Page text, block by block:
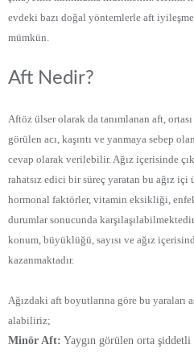
evdeki bazı doğal yöntemlerle aft
mümkün.
Aft Nedir?
Aftöz ülser olarak da tanımlanan aft,
görülen acı, kaşıntı ve yanmaya sebep
cevap olarak verilebilir. Ağız içerisinde
rahatsız edici bir süreç yaratan bu ağız içi
hormonal faktörler, vitamin eksikliği,
durumlar sonucunda
konum, büyüklüğü, sayısı ve ağız
kazanmaktadır.
Ağızdaki aft boyutlarına göre bu yaraları
alabiliriz;
Minör Aft: Yaygın görülen orta